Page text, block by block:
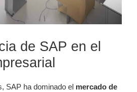
de‌ SAP en el
SAP ha⁤ dominado el mercado ⁣de